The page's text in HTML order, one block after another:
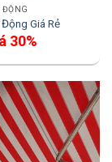
Giá Rẻ
30%